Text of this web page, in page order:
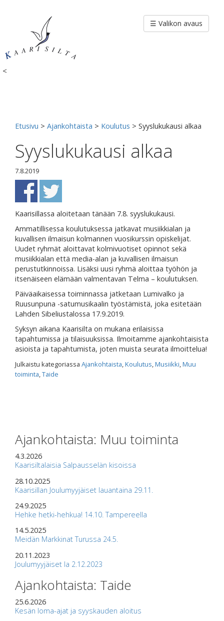
<
☰ Valikon avaus
Etusivu > Ajankohtaista > Koulutus > Syyslukukausi alkaa
Syyslukukausi alkaa
7.8.2019
Kaarisillassa aloitetaan tänään 7.8. syyslukukausi.
Ammatillisessa koulutuksessa jatkavat musiikkialan ja
kuvallisen ilmaisun kolmannen vuosikurssin opiskelijat.
Uudet ryhmät aloittavat kolmivuotiset opinnot sekä
musiikkialan että media-alan ja kuvallisen ilmaisun
perustutkinnoissa. Lisäksi uusi ryhmä aloittaa työhön ja
itsenäiseen elämään valmentavan Telma – koulutuksen.
Päiväaikaisessa toiminnassa jatketaan Lumivalko ja
Ruusunpuna -satumusikaalin työstämistä, joka esitetään
Lahden Sibeliustalossa 17.9.2019.
Syksyn aikana Kaarisilta on mukana erilaisissa
tapahtumissa ja tilaisuuksissa. Ilmoitamme ajankohtaisista
asioista ja tapahtumista, joten muista seurata ilmoittelua!
Julkaistu kategoriassa Ajankohtaista,Koulutus,Musiikki,Muu
toiminta,Taide
Ajankohtaista: Muu toiminta
4.3.2026
Kaarisiltalaisia Salpausselän kisoissa
28.10.2025
Kaarisillan Joulumyyjäiset lauantaina 29.11.
24.9.2025
Hehke hetki-hehkua! 14.10. Tampereella
14.5.2025
Meidän Markkinat Turussa 24.5.
20.11.2023
Joulumyyjäiset la 2.12.2023
Ajankohtaista: Taide
25.6.2026
Kesän loma-ajat ja syyskauden aloitus